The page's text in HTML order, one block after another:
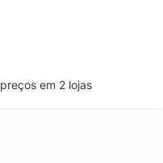
em 2 lojas